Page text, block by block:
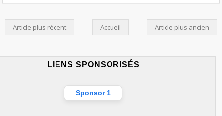
Article plus récent Article plus ancien
Accueil
LIENS SPONSORISÉS
Sponsor 1